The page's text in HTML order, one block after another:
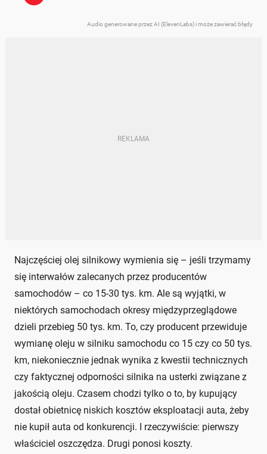
Audio generowane przez AI (ElevenLabs) i może zawierać błędy
Najczęściej olej silnikowy wymienia się – jeśli trzymamy
się interwałów zalecanych przez producentów
samochodów – co 15-30 tys. km. Ale są wyjątki, w
niektórych samochodach okresy międzyprzeglądowe
dzieli przebieg 50 tys. km. To, czy producent przewiduje
wymianę oleju w silniku samochodu co 15 czy co 50 tys.
km, niekoniecznie jednak wynika z kwestii technicznych
czy faktycznej odporności silnika na usterki związane z
jakością oleju. Czasem chodzi tylko o to, by kupujący
dostał obietnicę niskich kosztów eksploatacji auta, żeby
nie kupił auta od konkurencji. I rzeczywiście: pierwszy
właściciel oszczędza. Drugi ponosi koszty.